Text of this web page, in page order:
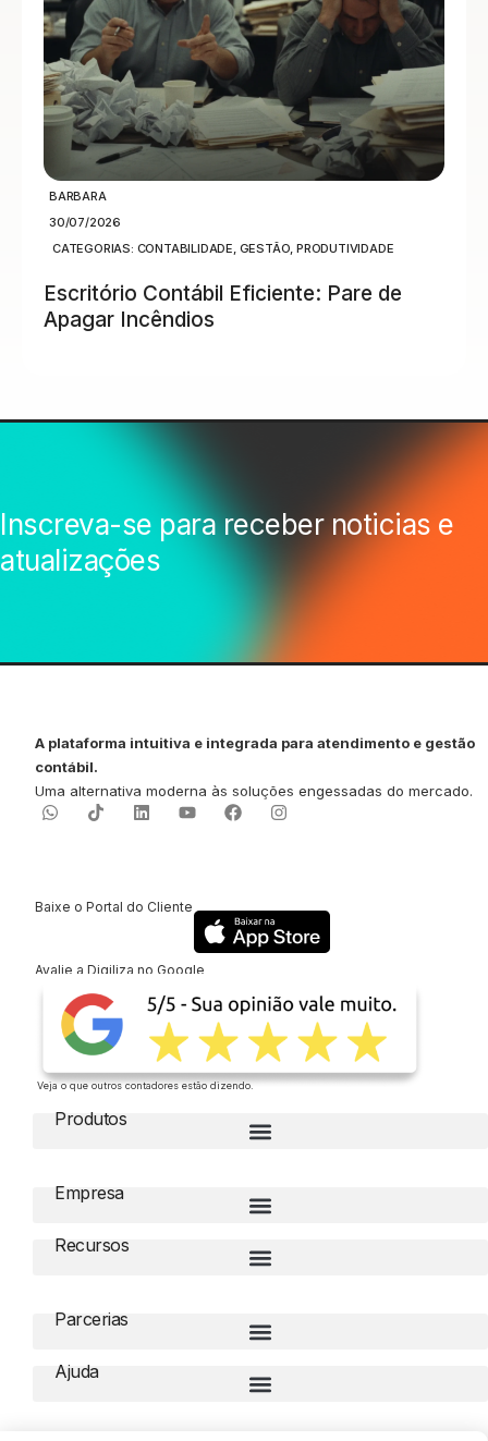
BARBARA
30/07/2026
CATEGORIAS: CONTABILIDADE GESTÃO ,PRODUTIVIDADE
Escritório Contábil Eficiente: Pare de
Apagar Incêndios
Inscreva-se para receber noticias e
atualizações
A plataforma intuitiva e integrada para atendimento e gestão
contábil.
Uma alternativa moderna às soluções engessadas do mercado.
Baixe o Portal do Cliente
Avalie a Digiliza no Google
Veja o que outros contadores estão dizendo.
Produtos
Empresa
Recursos
Parcerias
Ajuda